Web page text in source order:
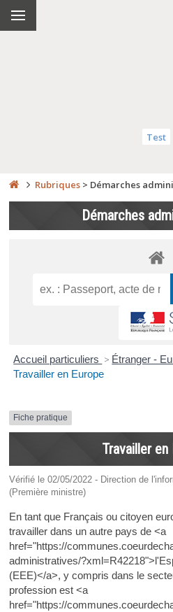
Test
Rubriques > Démarches
Démarches
Accueil particuliers > Étranger -
Travailler en Europe
Fiche pratique
Travailler en
Vérifié le 02/05/2022 - Direction de
(Première ministre)
En tant que Français ou citoyen
travailler dans un autre pays de <a
href="https://
administratives/
(EEE)</a>, y compris dans le
profession est <a
href="https://